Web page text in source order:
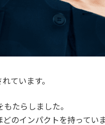
ています。
たらしました。
のインパクトを持っていま